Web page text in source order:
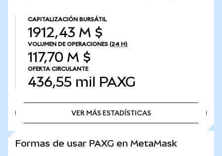
CAPITALIZACIÓN BURSÁTIL
1912,43 M $
VOLUMEN DE OPERACIONES (24 H)
117,70 M $
OFERTA CIRCULANTE
436,55 mil PAXG
VER MÁS ESTADÍSTICAS
Formas de usar PAXG en MetaMask